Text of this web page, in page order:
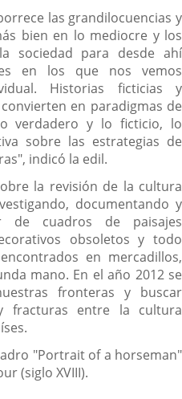
las grandilocuencias y
bien en lo mediocre y los
sociedad para desde ahí
en los que nos vemos
Historias ficticias y
en paradigmas de
verdadero y lo ficticio, lo
sobre las estrategias de
indicó la edil.
la revisión de la cultura
documentando y
de cuadros de paisajes
obsoletos y todo
en mercadillos,
mano. En el año 2012 se
fronteras y buscar
fracturas entre la cultura
"Portrait of a horseman"
(siglo XVIII).